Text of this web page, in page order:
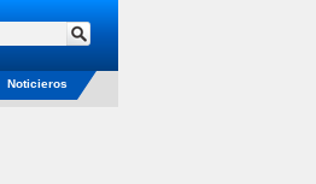
Noticieros